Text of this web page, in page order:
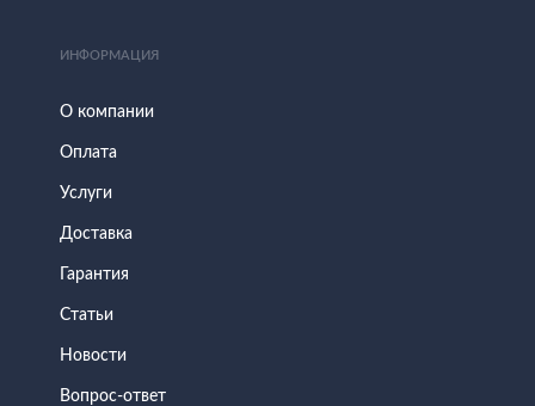
ИНФОРМАЦИЯ
О компании
Оплата
Услуги
Доставка
Гарантия
Статьи
Новости
Вопрос-ответ